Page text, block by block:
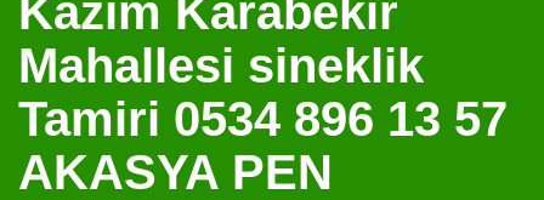
Kazım Karabekir
Mahallesi sineklik
Tamiri 0534 896 13 57
AKASYA PEN